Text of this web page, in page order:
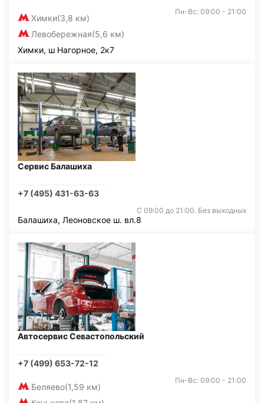
Химки(3,8 км)
Левобережная(5,6 км)
Пн-Вс: 09:00 - 21:00
Химки, ш Нагорное, 2к7
Сервис Балашиха
+7 (495) 431-63-63
С 09:00 до 21:00. Без выходных
Балашиха, Леоновское ш. вл.8
Автосервис Севастопольский
+7 (499) 653-72-12
Беляево(1,59 км)
Пн-Вс: 09:00 - 21:00